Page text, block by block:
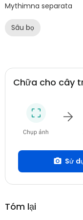
Mythimna separata
Sâu bọ
Chữa cho cây
Chụp ảnh
Sử
Tóm lại